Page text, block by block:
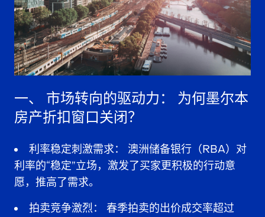
一、 市场转向的驱动力：
为何墨尔本
房产折扣窗口关闭？
利率稳定刺激需求：
澳洲储备银行（RBA）对
利率的“稳定”立场，激发了买家更积极的行动意
愿，推高了需求。
拍卖竞争激烈：
春季拍卖的出价成交率超过